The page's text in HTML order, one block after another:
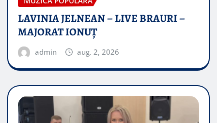
LAVINIA JELNEAN – LIVE BRAURI –
MAJORAT IONUŢ
admin aug. 2, 2026